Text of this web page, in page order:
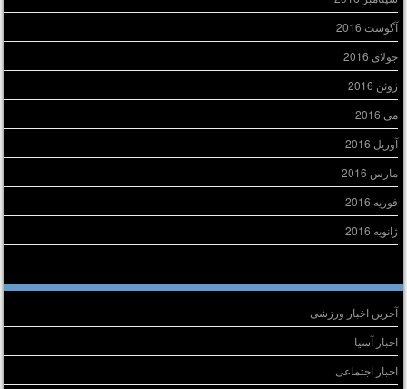
آگوست 2016
جولای 2016
ژوئن 2016
می 2016
آوریل 2016
مارس 2016
فوریه 2016
ژانویه 2016
آخرین اخبار ورزشی
اخبار آسیا
اخبار اجتماعی